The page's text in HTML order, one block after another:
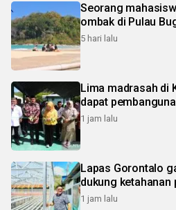
Seorang
ombak di Pulau
5 hari lalu
Lima madrasah di
dapat
1 jam lalu
Lapas Gorontalo
dukung ketahanan
1 jam lalu